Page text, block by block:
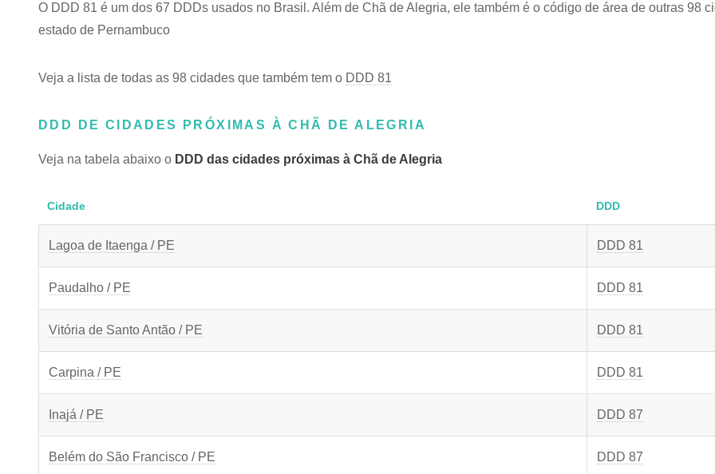
O DDD 81 é um dos 67 DDDs usados no Brasil. Além de Chã de Alegria, ele também é o código de área de outras 98
estado de Pernambuco
Veja a lista de todas as 98 cidades que também tem o DDD 81
DDD DE CIDADES PRÓXIMAS À CHÃ DE ALEGRIA
Veja na tabela abaixo o DDD das cidades próximas à Chã de Alegria
Cidade DDD
Lagoa de Itaenga / PE DDD 81
Paudalho / PE DDD 81
Vitória de Santo Antão / PE DDD 81
Carpina / PE DDD 81
Inajá / PE DDD 87
Belém do São Francisco / PE DDD 87